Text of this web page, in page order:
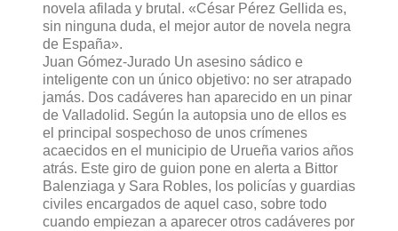
novela afilada y brutal. «César Pérez Gellida es,
sin ninguna duda, el mejor autor de novela negra
de España».
Juan Gómez-Jurado Un asesino sádico e
inteligente con un único objetivo: no ser atrapado
jamás. Dos cadáveres han aparecido en un pinar
de Valladolid. Según la autopsia uno de ellos es
el principal sospechoso de unos crímenes
acaecidos en el municipio de Urueña varios años
atrás. Este giro de guion pone en alerta a Bittor
Balenziaga y Sara Robles, los policías y guardias
civiles encargados de aquel caso, sobre todo
cuando empiezan a aparecer otros cadáveres por